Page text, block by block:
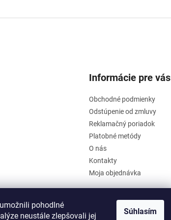
pohodlné
neustále zlepšovali jej
Súhlasím
Informácie pre vás
Obchodné podmienky
Odstúpenie od zmluvy
Reklamačný poriadok
Platobné metódy
O nás
Kontakty
Moja objednávka